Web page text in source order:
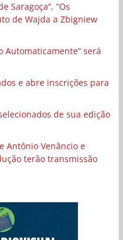
Saragoça”, “Os
de Wajda a Zbigniew
Automaticamente” será
e abre inscrições para
de sua edição
Antônio Venâncio e
terão transmissão